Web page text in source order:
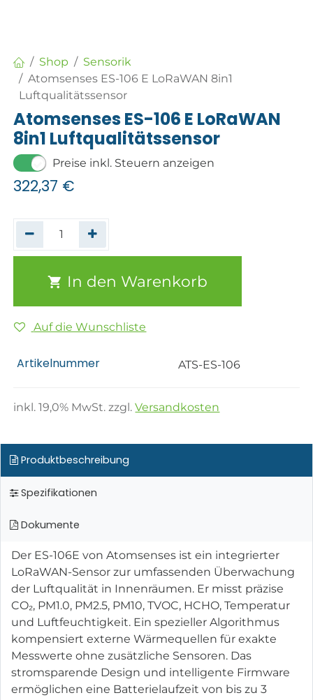
Shop
Sensorik
Atomsenses ES-106 E LoRaWAN 8in1
Luftqualitätssensor
Atomsenses ES-106 E LoRaWAN
8in1 Luftqualitätssensor
Preise inkl. Steuern anzeigen
322,37 €
In den Warenkorb
Auf die Wunschliste
Artikelnummer ATS-ES-106
inkl.19,0% MwSt. zzgl.Versandkosten
Produktbeschreibung
Spezifikationen
Dokumente
Der ES-106E von Atomsenses ist ein integrierter
LoRaWAN-Sensor zur umfassenden Überwachung
der Luftqualität in Innenräumen. Er misst präzise
CO₂, PM1.0, PM2.5, PM10, TVOC, HCHO, Temperatur
und Luftfeuchtigkeit. Ein spezieller Algorithmus
kompensiert externe Wärmequellen für exakte
Messwerte ohne zusätzliche Sensoren. Das
stromsparende Design und intelligente Firmware
ermöglichen eine Batterielaufzeit von bis zu 3